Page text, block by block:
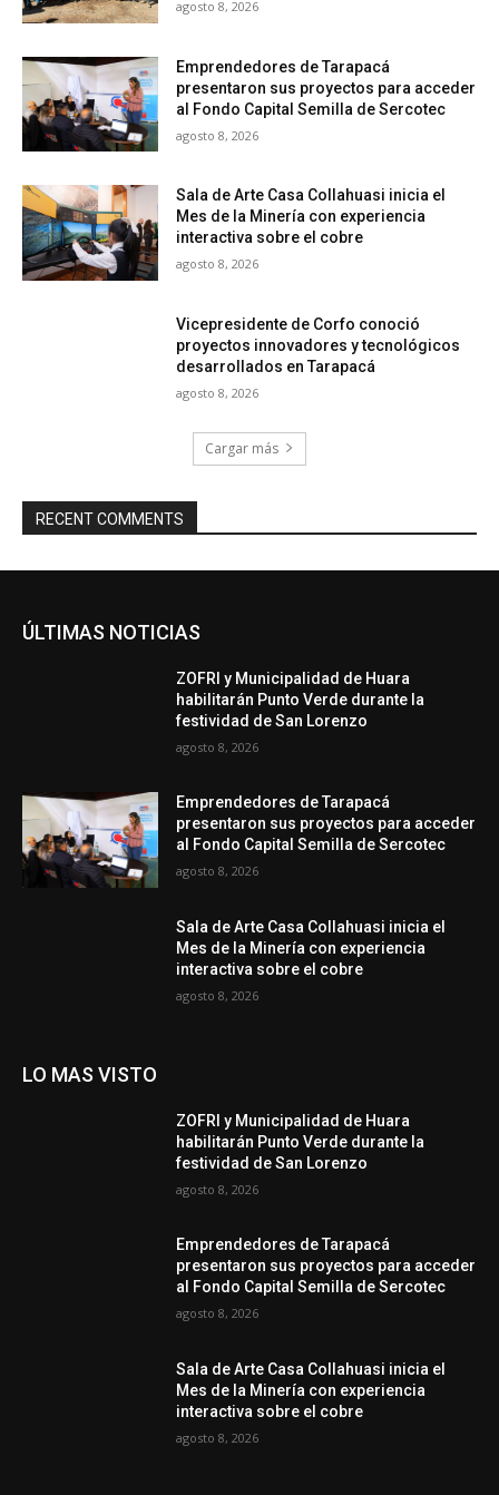
agosto 8, 2026
Emprendedores de Tarapacá
presentaron sus proyectos para acceder
al Fondo Capital Semilla de Sercotec
agosto 8, 2026
Sala de Arte Casa Collahuasi inicia el
Mes de la Minería con experiencia
interactiva sobre el cobre
agosto 8, 2026
Vicepresidente de Corfo conoció
proyectos innovadores y tecnológicos
desarrollados en Tarapacá
agosto 8, 2026
Cargar más
RECENT COMMENTS
ÚLTIMAS NOTICIAS
ZOFRI y Municipalidad de Huara
habilitarán Punto Verde durante la
festividad de San Lorenzo
agosto 8, 2026
Emprendedores de Tarapacá
presentaron sus proyectos para acceder
al Fondo Capital Semilla de Sercotec
agosto 8, 2026
Sala de Arte Casa Collahuasi inicia el
Mes de la Minería con experiencia
interactiva sobre el cobre
agosto 8, 2026
LO MAS VISTO
ZOFRI y Municipalidad de Huara
habilitarán Punto Verde durante la
festividad de San Lorenzo
agosto 8, 2026
Emprendedores de Tarapacá
presentaron sus proyectos para acceder
al Fondo Capital Semilla de Sercotec
agosto 8, 2026
Sala de Arte Casa Collahuasi inicia el
Mes de la Minería con experiencia
interactiva sobre el cobre
agosto 8, 2026